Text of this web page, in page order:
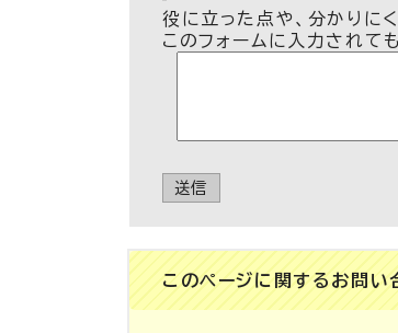
役に立った点や、分かりに
このフォームに入力されて
送信
このページに関する お問い